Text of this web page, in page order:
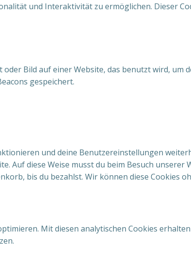
und Interaktivität zu ermöglichen. Dieser
Bild auf einer Website, das benutzt wird, um
gespeichert.
und deine Benutzereinstellungen
Auf diese Weise musst du beim Besuch unserer
bis du bezahlst. Wir können diese Cookies
Mit diesen analytischen Cookies